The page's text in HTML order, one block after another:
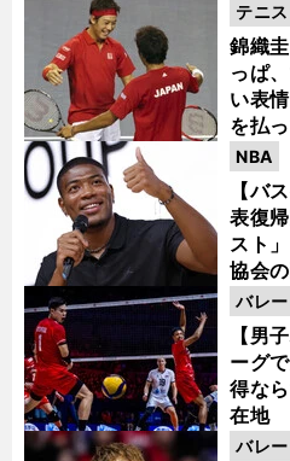
錦織
っぱ
い表
を払
テニス
【バ
表復
スト
協会
NBA
【男
ーグ
得な
在地
バレー
バレー